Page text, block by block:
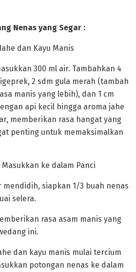
Nenas yang Segar :
dan Kayu Manis
300 ml air. Tambahkan 4
2 sdm gula merah (tambah
manis yang lebih), dan 1 cm
api kecil hingga aroma jahe
memberikan rasa hangat yang
penting untuk memaksimalkan
ke dalam Panci
mendidih, siapkan 1/3 buah nenas
selera.
rasa asam manis yang
ini.
dan kayu manis mulai tercium
potongan nenas ke dalam